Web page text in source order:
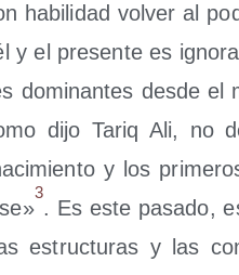
habi­li­dad vol­ver al
y el pre­sen­te es
domi­nan­tes des­de el
dijo Tariq Ali, no
y los
3
. Es este pasa­do,
estruc­tu­ras y las